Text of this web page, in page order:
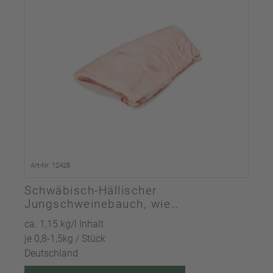
Art-Nr. 12428
Schwäbisch-Hällischer
Jungschweinebauch, wie
gewachsen
ca. 1,15 kg/l Inhalt
je 0,8-1,5kg / Stück
Deutschland